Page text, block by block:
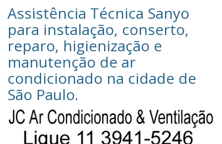
Assistência Técnica Sanyo‎
para instalação, conserto,
reparo, higienização e
manutenção de ar
condicionado na cidade de
São Paulo.